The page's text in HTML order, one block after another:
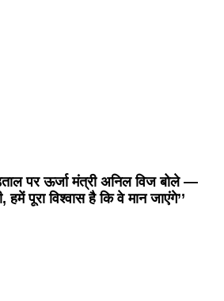
पर ऊर्जा मंत्री अनिल विज बोले —
हमें पूरा विश्वास है कि वे मान जाएंगे’’